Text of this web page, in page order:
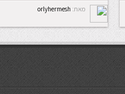
מאת: orlyhermesh